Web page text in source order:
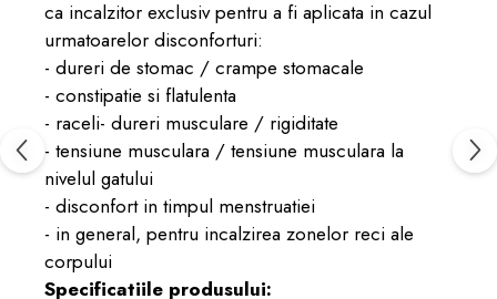
ca incalzitor exclusiv pentru a fi aplicata in cazul
urmatoarelor disconforturi:
- dureri de stomac / crampe stomacale
- constipatie si flatulenta
- raceli- dureri musculare / rigiditate
- tensiune musculara / tensiune musculara la
nivelul gatului
- disconfort in timpul menstruatiei
- in general, pentru incalzirea zonelor reci ale
corpului
Specificatiile produsului: